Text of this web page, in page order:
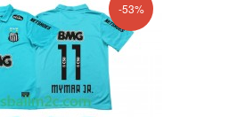
-53%